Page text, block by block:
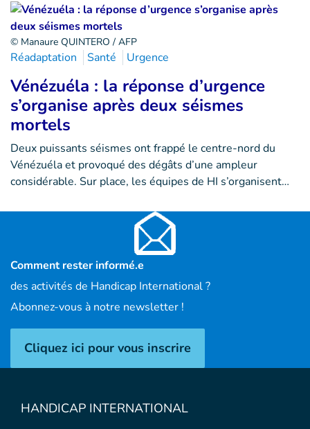
© Manaure QUINTERO / AFP
Réadaptation Santé Urgence
Vénézuéla : la réponse d’urgence
s’organise après deux séismes
mortels
Deux puissants séismes ont frappé le centre-nord du
Vénézuéla et provoqué des dégâts d’une ampleur
considérable. Sur place, les équipes de HI s’organisent…
Comment rester informé.e
des activités de Handicap International ?
Abonnez-vous à notre newsletter !
Cliquez ici pour vous inscrire
HANDICAP INTERNATIONAL